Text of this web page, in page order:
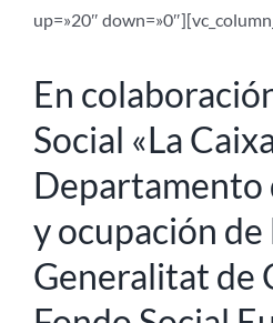
up=»20″
En
Social «La
Departamento
y ocupación de
Generalitat de